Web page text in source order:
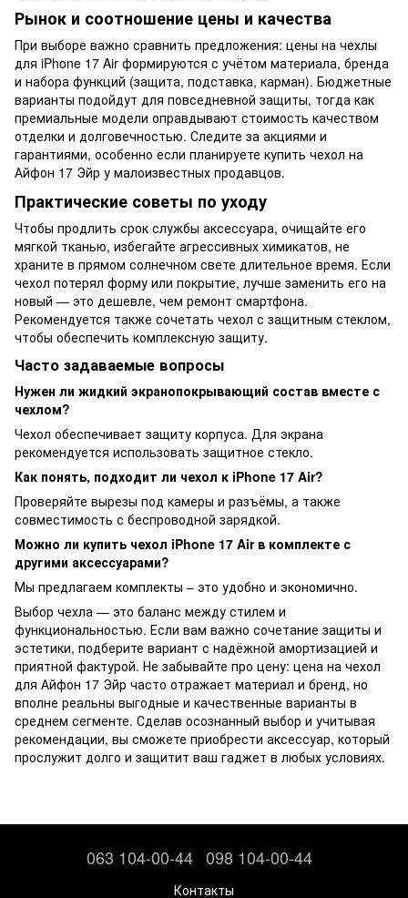
Рынок и соотношение цены и качества
При выборе важно сравнить предложения: цены на чехлы
для iPhone 17 Air формируются с учётом материала, бренда
и набора функций (защита, подставка, карман). Бюджетные
варианты подойдут для повседневной защиты, тогда как
премиальные модели оправдывают стоимость качеством
отделки и долговечностью. Следите за акциями и
гарантиями, особенно если планируете купить чехол на
Айфон 17 Эйр у малоизвестных продавцов.
Практические советы по уходу
Чтобы продлить срок службы аксессуара, очищайте его
мягкой тканью, избегайте агрессивных химикатов, не
храните в прямом солнечном свете длительное время. Если
чехол потерял форму или покрытие, лучше заменить его на
новый — это дешевле, чем ремонт смартфона.
Рекомендуется также сочетать чехол с защитным стеклом,
чтобы обеспечить комплексную защиту.
Часто задаваемые вопросы
Нужен ли жидкий экранопокрывающий состав вместе с
чехлом?
Чехол обеспечивает защиту корпуса. Для экрана
рекомендуется использовать защитное стекло.
Как понять, подходит ли чехол к iPhone 17 Air?
Проверяйте вырезы под камеры и разъёмы, а также
совместимость с беспроводной зарядкой.
Можно ли купить чехол iPhone 17 Air в комплекте с
другими аксессуарами?
Мы предлагаем комплекты – это удобно и экономично.
Выбор чехла — это баланс между стилем и
функциональностью. Если вам важно сочетание защиты и
эстетики, подберите вариант с надёжной амортизацией и
приятной фактурой. Не забывайте про цену: цена на чехол
для Айфон 17 Эйр часто отражает материал и бренд, но
вполне реальны выгодные и качественные варианты в
среднем сегменте. Сделав осознанный выбор и учитывая
рекомендации, вы сможете приобрести аксессуар, который
прослужит долго и защитит ваш гаджет в любых условиях.
063 104-00-44 098 104-00-44
Контакты